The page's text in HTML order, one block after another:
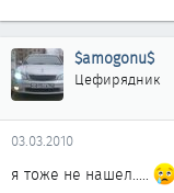
$amogonu$
Цефирядник
03.03.2010
я тоже не нашел.....